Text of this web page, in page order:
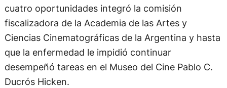
cuatro oportunidades integró la comisión
fiscalizadora de la Academia de las Artes y
Ciencias Cinematográficas de la Argentina y hasta
que la enfermedad le impidió continuar
desempeñó tareas en el Museo del Cine Pablo C.
Ducrós Hicken.